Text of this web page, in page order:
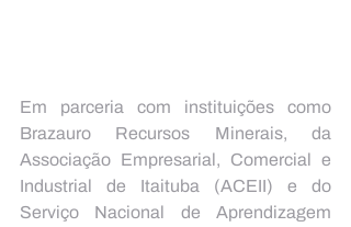
Em parceria com instituições como
Brazauro Recursos Minerais, da
Associação Empresarial, Comercial e
Industrial de Itaituba (ACEII) e do
Serviço Nacional de Aprendizagem